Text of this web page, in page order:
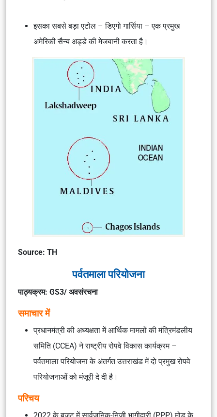
इसका सबसे बड़ा एटोल – डिएगो गार्सिया – एक प्रमुख
अमेरिकी सैन्य अड्डे की मेजबानी करता है।
Source: TH
पर्वतमाला परियोजना
पाठ्यक्रम: GS3/ अवसंरचना
समाचार में
प्रधानमंत्री की अध्यक्षता में आर्थिक मामलों की मंत्रिमंडलीय
समिति (CCEA) ने राष्ट्रीय रोपवे विकास कार्यक्रम –
पर्वतमाला परियोजना के अंतर्गत उत्तराखंड में दो प्रमुख रोपवे
परियोजनाओं को मंजूरी दे दी है।
परिचय